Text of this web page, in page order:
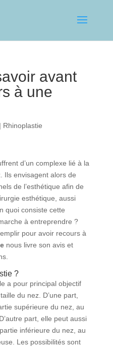
avant
à une
| Rhinoplastie
d’un complexe lié à la
Ils envisagent alors de
de l’esthétique afin de
esthétique, aussi
quoi consiste cette
à entreprendre ?
pour avoir recours à
nous livre son avis et
?
a pour principal objectif
du nez. D’une part,
supérieure du nez, au
part, elle peut aussi
inférieure du nez, au
Les possibilités sont